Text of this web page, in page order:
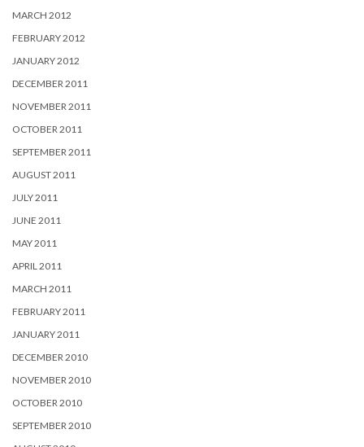
MARCH 2012
FEBRUARY 2012
JANUARY 2012
DECEMBER 2011
NOVEMBER 2011
OCTOBER 2011
SEPTEMBER 2011
AUGUST 2011
JULY 2011
JUNE 2011
MAY 2011
APRIL 2011
MARCH 2011
FEBRUARY 2011
JANUARY 2011
DECEMBER 2010
NOVEMBER 2010
OCTOBER 2010
SEPTEMBER 2010